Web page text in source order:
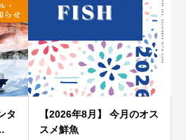
タ
【2026年8月】 今月のオス
スメ鮮魚